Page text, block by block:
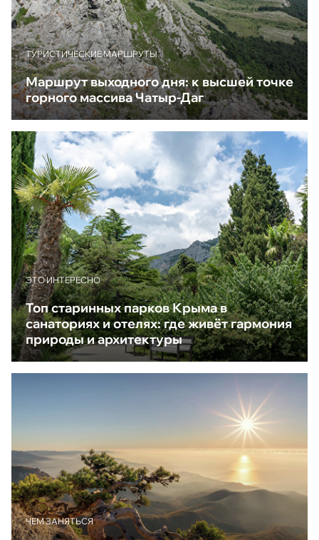
ТУРИСТИЧЕСКИЕ МАРШРУТЫ
Маршрут выходного дня: к высшей точке
горного массива Чатыр-Даг
ЭТО ИНТЕРЕСНО
Топ старинных парков Крыма в
санаториях и отелях: где живёт гармония
природы и архитектуры
ЧЕМ ЗАНЯТЬСЯ